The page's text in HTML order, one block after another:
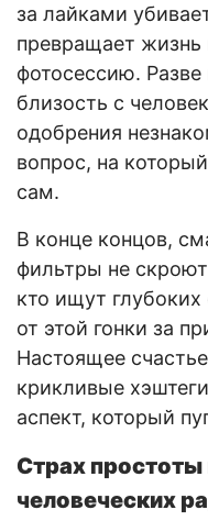
за лайками
превращает жизнь
фотосессию.
близость с
одобрения
вопрос, на
сам.
В конце концов,
фильтры не скроют
кто ищут
от этой гонки за
Настоящее
крикливые
аспект, который
Страх
человеческих